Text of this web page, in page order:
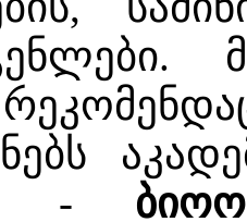
-